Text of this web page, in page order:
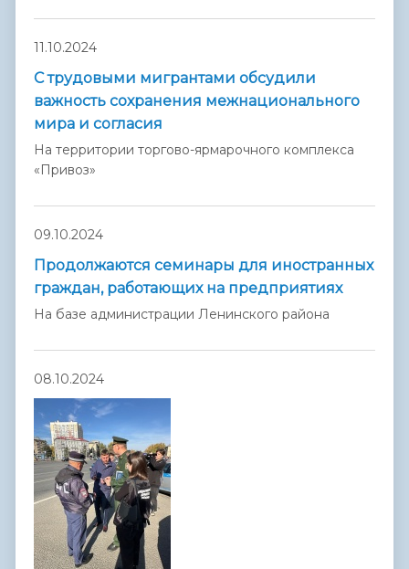
11.10.2024
С трудовыми мигрантами обсудили
важность сохранения межнационального
мира и согласия
На территории торгово-ярмарочного комплекса
«Привоз»
09.10.2024
Продолжаются семинары для иностранных
граждан, работающих на предприятиях
На базе администрации Ленинского района
08.10.2024